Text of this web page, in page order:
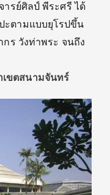
ารย์ศิลป์ พีระศรี ได้
ะตามแบบยุโรปขึ้น
ร วังท่าพระ จนถึง
เขตสนามจันทร์